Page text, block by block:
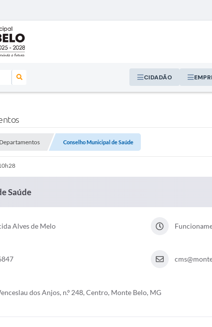
CIDADÃO
Conselho Municipal de Saúde
Saúde
Alves de Melo
dos Anjos, n.º 248, Centro, Monte Belo, MG